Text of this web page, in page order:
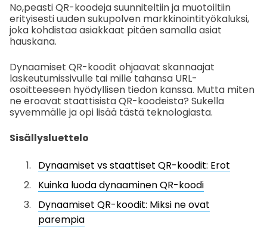
No,peasti QR-koodeja suunniteltiin ja muotoiltiin
erityisesti uuden sukupolven markkinointityökaluksi,
joka kohdistaa asiakkaat pitäen samalla asiat
hauskana.
Dynaamiset QR-koodit ohjaavat skannaajat
laskeutumissivulle tai mille tahansa URL-
osoitteeseen hyödyllisen tiedon kanssa. Mutta miten
ne eroavat staattisista QR-koodeista? Sukella
syvemmälle ja opi lisää tästä teknologiasta.
Sisällysluettelo
Dynaamiset vs staattiset QR-koodit: Erot
Kuinka luoda dynaaminen QR-koodi
Dynaamiset QR-koodit: Miksi ne ovat
parempia